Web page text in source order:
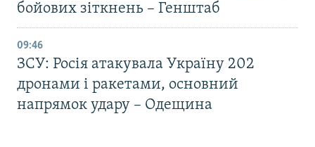
бойових зіткнень – Генштаб
09:46
ЗСУ: Росія атакувала Україну 202
дронами і ракетами, основний
напрямок удару – Одещина